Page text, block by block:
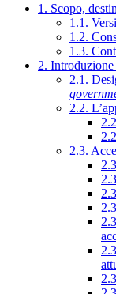
1. Scopo,
1.1.
1.2.
1.3.
2.
2.1.
2.2.
2.3.